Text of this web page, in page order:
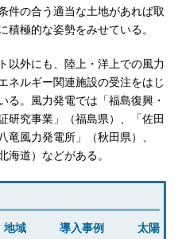
件の合う適当な土地があれば取
積極的な姿勢をみせている。
外にも、陸上・洋上での風力
ネルギー関連施設の受注をはじ
る。風力発電では「福島復興・
研究事業」（福島県）、「佐田
竜風力発電所」（秋田県）、
海道）などがある。
地域 導入事例
太陽